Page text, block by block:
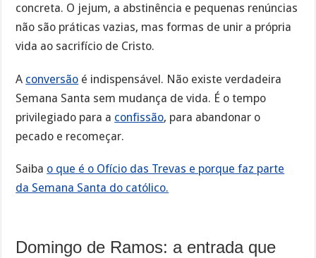
concreta. O jejum, a abstinência e pequenas renúncias
não são práticas vazias, mas formas de unir a própria
vida ao sacrifício de Cristo.
A conversão é indispensável. Não existe verdadeira
Semana Santa sem mudança de vida. É o tempo
privilegiado para a confissão, para abandonar o
pecado e recomeçar.
Saiba o que é o Ofício das Trevas e porque faz parte
da Semana Santa do católico.
Domingo de Ramos: a entrada que